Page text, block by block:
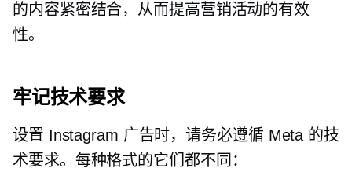
的内容紧密结合，从而提高营销活动的有效
性。
牢记技术要求
设置 Instagram 广告时，请务必遵循 Meta 的技
术要求。每种格式的它们都不同：